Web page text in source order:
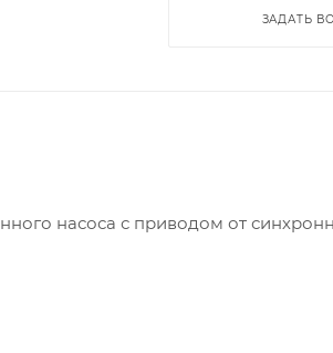
ЗАДАТЬ
насоса с приводом от